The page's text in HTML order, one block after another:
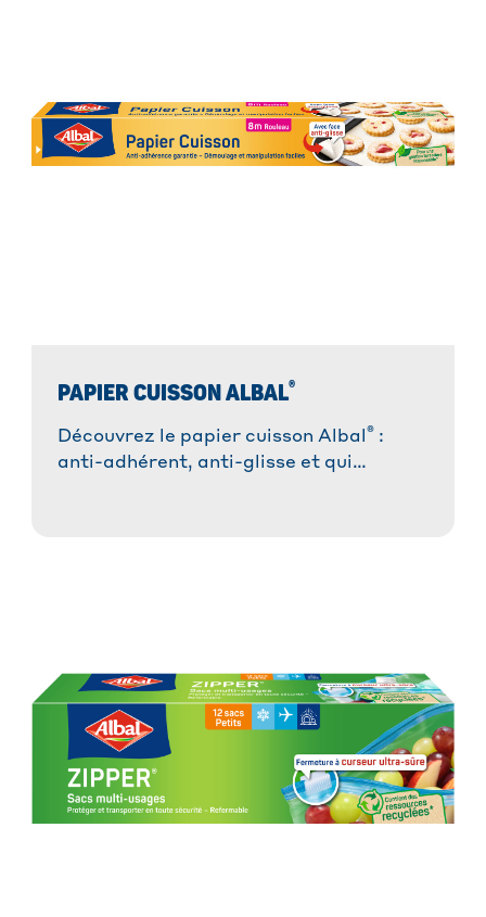
PAPIER CUISSON ALBAL®
Découvrez le papier cuisson Albal ® :
anti-adhérent, anti-glisse et qui